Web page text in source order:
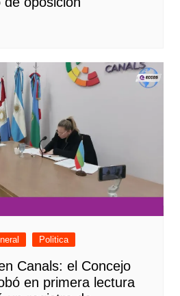
Politica
Canals: el Concejo
en primera lectura